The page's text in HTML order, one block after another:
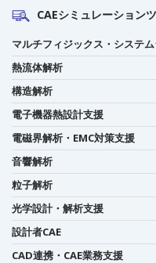
CAEシミュレーション
マルチフィジックス・システ
熱流体解析
構造解析
電子機器熱設計支援
電磁界解析・EMC対策支援
音響解析
粒子解析
光学設計・解析支援
設計者CAE
CAD連携・CAE業務支援